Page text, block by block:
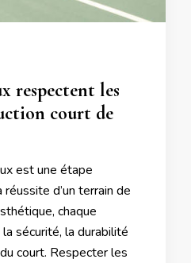
respectent les
court de
est une étape
d’un terrain de
chaque
sécurité, la durabilité
court. Respecter les